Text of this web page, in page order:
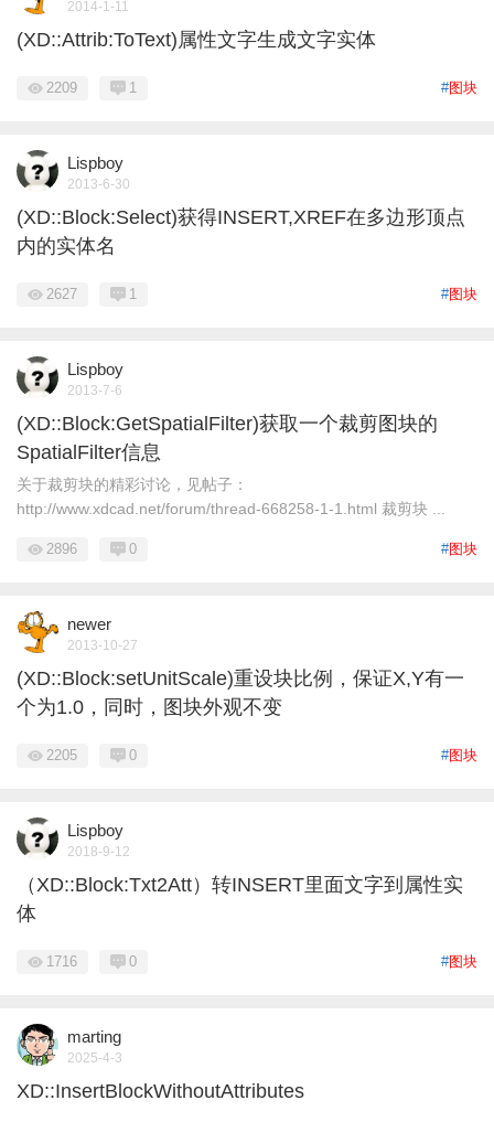
2014-1-11
(XD::Attrib:ToText)属性文字生成文字实体
#图块
2209 1
Lispboy
2013-6-30
(XD::Block:Select)获得INSERT,XREF在多边形顶点
内的实体名
#图块
2627 1
Lispboy
2013-7-6
(XD::Block:GetSpatialFilter)获取一个裁剪图块的
SpatialFilter信息
关于裁剪块的精彩讨论，见帖子：
http://www.xdcad.net/forum/thread-668258-1-1.html 裁剪块 ...
#图块
2896 0
newer
2013-10-27
(XD::Block:setUnitScale)重设块比例，保证X,Y有一
个为1.0，同时，图块外观不变
#图块
2205 0
Lispboy
2018-9-12
（XD::Block:Txt2Att）转INSERT里面文字到属性实
体
#图块
1716 0
marting
2025-4-3
XD::InsertBlockWithoutAttributes